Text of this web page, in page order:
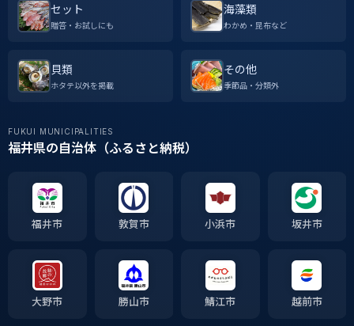
セット
贈答・お試しにも
海藻類
わかめ・昆布など
貝類
ホタテ以外を掲載
その他
季節品・分類外
FUKUI MUNICIPALITIES
福井県の自治体（ふるさと納税）
福井市 敦賀市 小浜市 坂井市
大野市 勝山市 鯖江市 越前市